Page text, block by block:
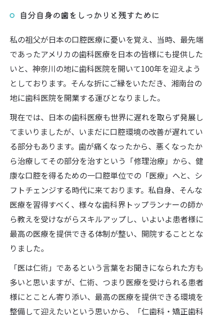
自分自身の歯をしっかりと残すために
私の祖父が日本の口腔医療に憂いを覚え、当時、最先端
であったアメリカの歯科医療を日本の皆様にも提供した
いと、神奈川の地に歯科医院を開いて100年を迎えよう
としております。そんな折にご縁をいただき、湘南台の
地に歯科医院を開業する運びとなりました。
現在では、日本の歯科医療も世界に遅れを取らず発展し
てまいりましたが、いまだに口腔環境の改善が遅れてい
る部分もあります。歯が痛くなったから、悪くなったか
ら治療してその部分を治すという「修理治療」から、健
康な口腔を得るための一口腔単位での「医療」へと、シ
フトチェンジする時代に来ております。私自身、そんな
医療を習得すべく、様々な歯科界トップランナーの師か
ら教えを受けながらスキルアップし、いよいよ患者様に
最高の医療を提供できる体制が整い、開院することとな
りました。
「医は仁術」であるという言葉をお聞きになられた方も
多いと思いますが、仁術、つまり医療を受けられる患者
様にとことん寄り添い、最高の医療を提供できる環境を
整備して迎えたいという思いから、「仁歯科・矯正歯科